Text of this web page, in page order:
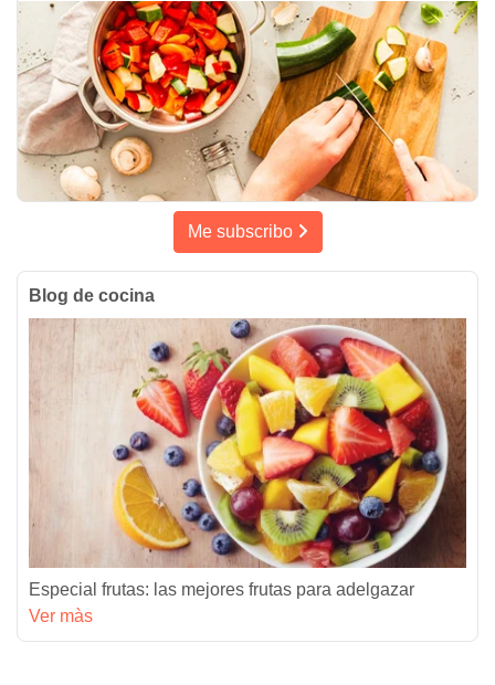
Me subscribo
Blog de cocina
Especial frutas: las mejores frutas para adelgazar
Ver màs